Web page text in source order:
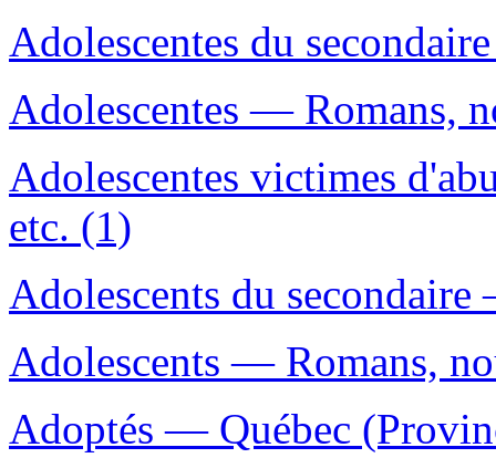
Adolescentes du
Adolescentes — Romans,
Adolescentes victimes
etc. (1)
Adolescents du
Adolescents — Romans,
Adoptés — Québec